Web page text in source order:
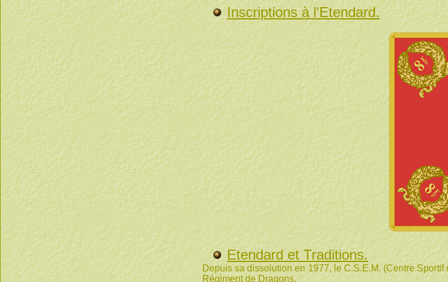
Inscriptions à l'Etendard.
Etendard et Traditions.
Depuis sa dissolution en 1977, le C.S.E.M. (Centre
Régiment de Dragons.